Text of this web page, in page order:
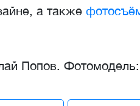
а также
Попов.